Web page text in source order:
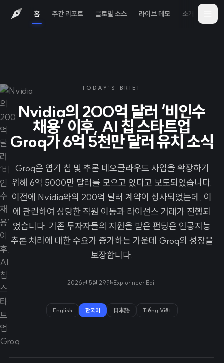
홈 주간 리포트 글로벌 소스 라이브 데모 소개
TODAY'S BRIEF
Nvidia의 200억 달러 ‘비인수
채용’ 이후, AI 칩 스타트업
Groq가 6억 5천만 달러 유치 소식
Groq은 엽기 칩 및 추론 네오클라우드 사업을 확장하기
위해 6억 5000만 달러를 모으고 있다고 보도되었습니다.
이전에 Nvidia와의 200억 달러 계약이 성사되었는데, 이
에 관련하여 상당한 직원 이동과 라이선스 거래가 진행되
었습니다. 기존 투자자들의 지원을 받은 펀딩은 인공지능
추론 처리에 대한 수요가 증가하는 가운데 Groq의 성장을
보장합니다.
2026년 5월 29일 Explorineer Edit
English 한국어 日本語 Tiếng Việt